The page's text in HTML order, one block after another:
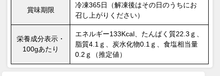
賞味期限
冷凍365日（解凍後はその日のうちにお
召し上がりください）
栄養成分表示・
100gあたり
エネルギー133Kcal、たんぱく質22.3ｇ、
脂質4.1ｇ、炭水化物0.1ｇ、食塩相当量
0.2ｇ（推定値）